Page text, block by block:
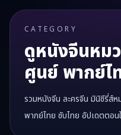
CATEGORY
ดูหนังจีนหม
ศูนย์พากย์ไ
รวมหนังจีน ละครจีน มินิซีรี่ส์ห
พากย์ไทย ซับไทย อัปเดตตอน